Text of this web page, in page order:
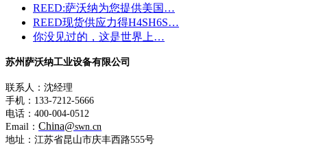
REED:萨沃纳为您提供美国…
REED现货供应力得H4SH6S…
你没见过的，这是世界上…
苏州萨沃纳工业设备有限公司
联系人：沈经理
手机：133-7212-5666
电话：400-004-0512
Email： China@swn.cn
地址：江苏省昆山市庆丰西路555号